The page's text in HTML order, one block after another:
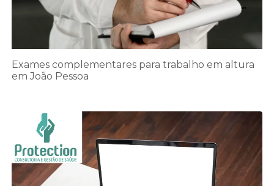
Exames complementares para trabalho em altura
em João Pessoa